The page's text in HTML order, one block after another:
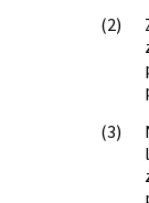
410/2010
489/2008
(2)
(3)